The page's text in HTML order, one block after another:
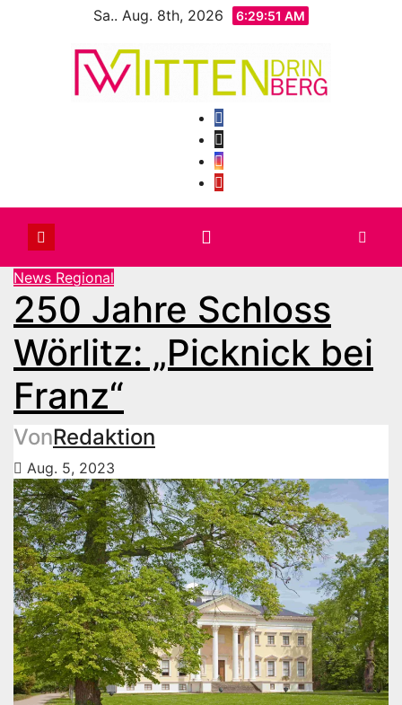
Sa.. Aug. 8th, 2026 6:29:53 AM
News Regional
250 Jahre Schloss
Wörlitz: „Picknick bei
Franz“
VonRedaktion
Aug. 5, 2023